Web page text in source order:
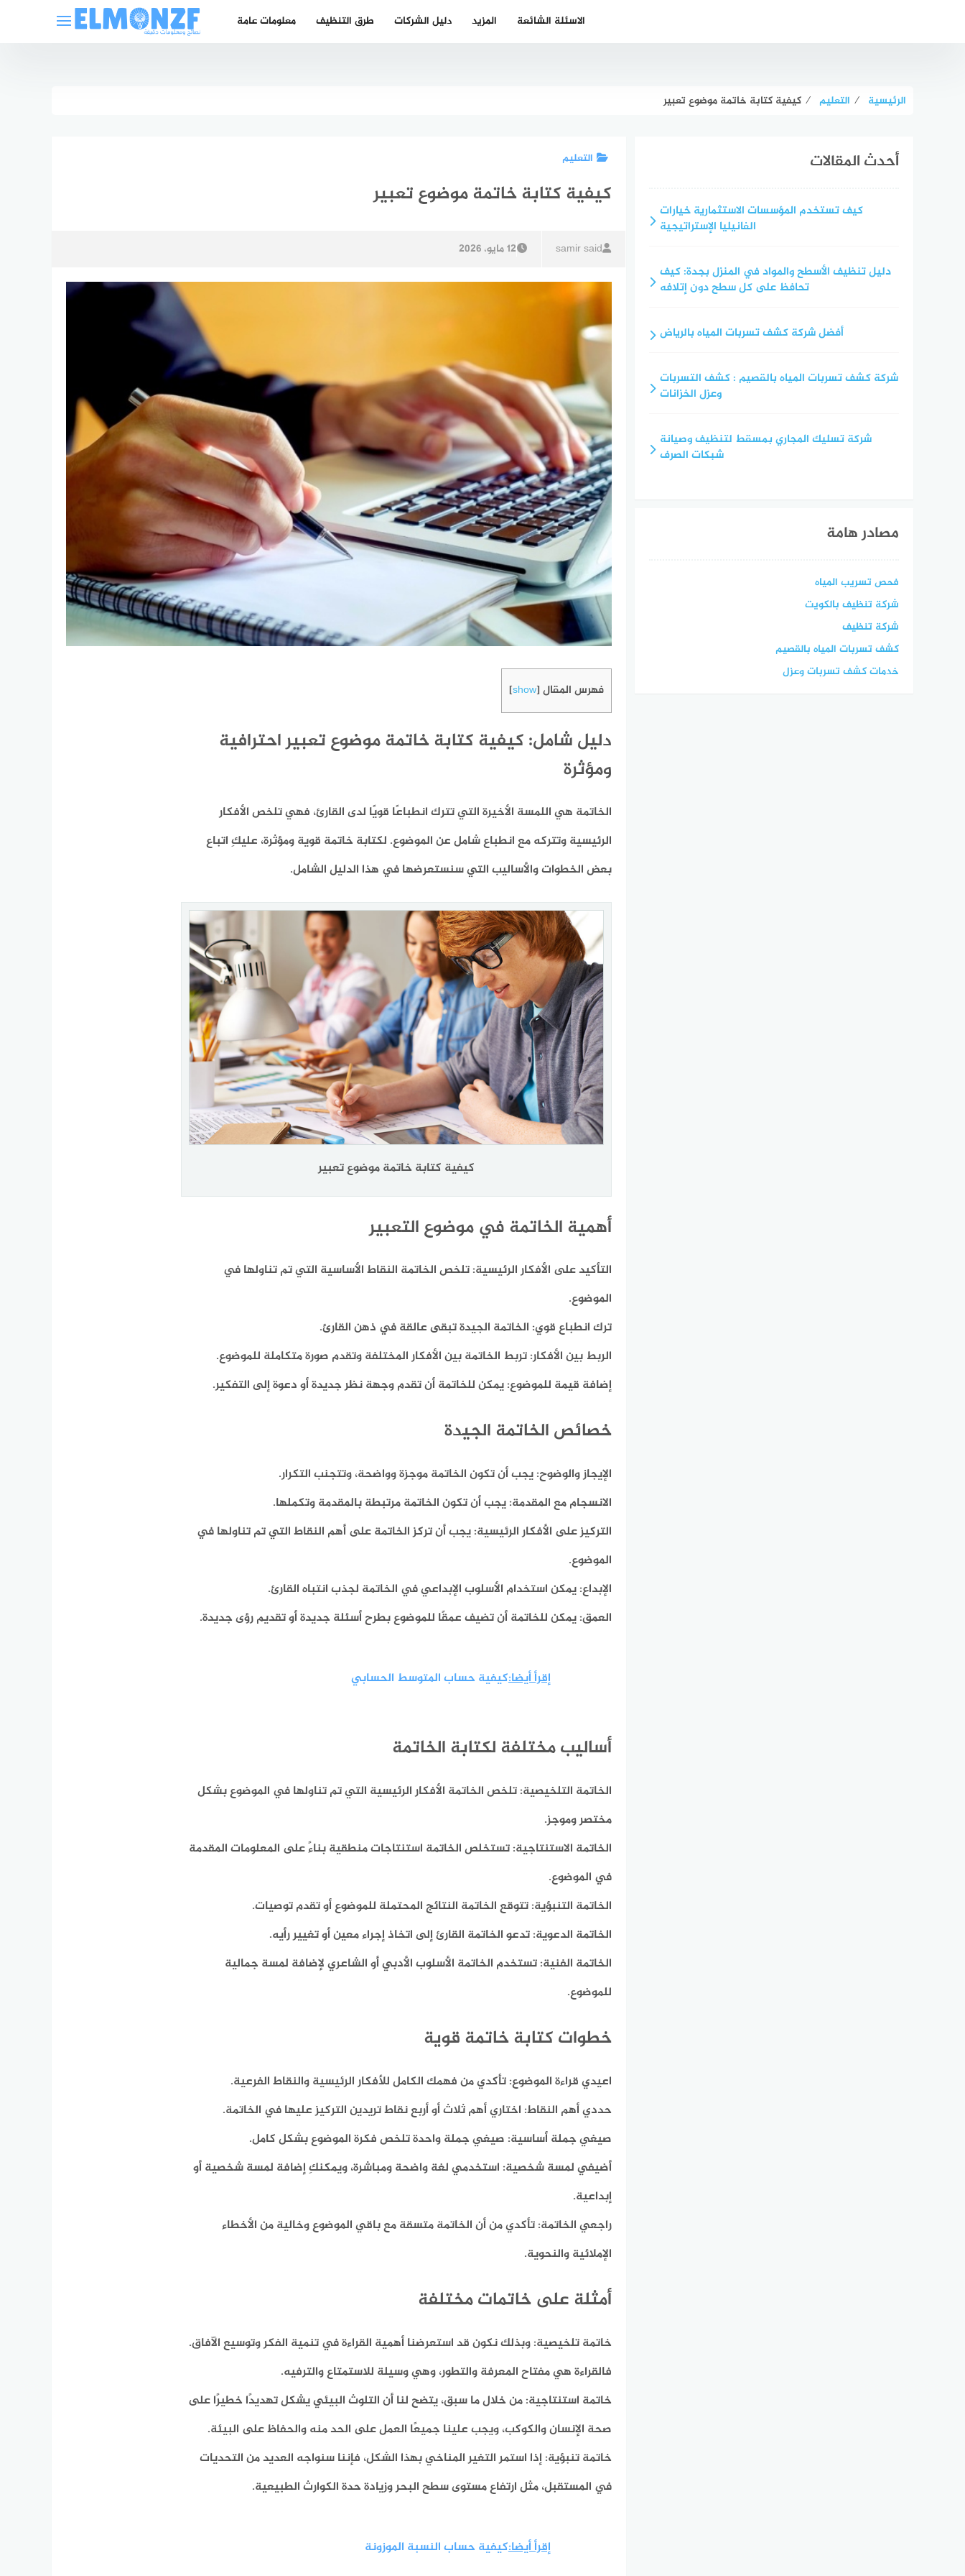
معلومات عامة طرق التنظيف دليل الشركات المزيد الاسئلة الشائعة
الرئيسية ⁄ التعليم ⁄ كيفية كتابة خاتمة موضوع تعبير
التعليم
كيفية كتابة خاتمة موضوع تعبير
samir said 12 مايو، 2026
فهرس المقال [
show
]
دليل شامل: كيفية كتابة خاتمة موضوع تعبير احترافية
ومؤثرة
الخاتمة هي اللمسة الأخيرة التي تترك انطباعًا قويًا لدى القارئ، فهي تلخص الأفكار
الرئيسية وتتركه مع انطباع شامل عن الموضوع. لكتابة خاتمة قوية ومؤثرة، عليكِ اتباع
بعض الخطوات والأساليب التي سنستعرضها في هذا الدليل الشامل.
كيفية كتابة خاتمة موضوع تعبير
أهمية الخاتمة في موضوع التعبير
التأكيد على الأفكار الرئيسية:تلخص الخاتمة النقاط الأساسية التي تم تناولها في
الموضوع.
ترك انطباع قوي: الخاتمة الجيدة تبقى عالقة في ذهن القارئ.
الربط بين الأفكار:تربط الخاتمة بين الأفكار المختلفة وتقدم صورة متكاملة للموضوع.
إضافة قيمة للموضوع:يمكن للخاتمة أن تقدم وجهة نظر جديدة أو دعوة إلى التفكير.
خصائص الخاتمة الجيدة
الإيجاز والوضوح:يجب أن تكون الخاتمة موجزة وواضحة، وتتجنب التكرار.
الانسجام مع المقدمة:يجب أن تكون الخاتمة مرتبطة بالمقدمة وتكملها.
التركيز على الأفكار الرئيسية:يجب أن تركز الخاتمة على أهم النقاط التي تم تناولها في
الموضوع.
الإبداع:يمكن استخدام الأسلوب الإبداعي في الخاتمة لجذب انتباه القارئ.
العمق:يمكن للخاتمة أن تضيف عمقًا للموضوع بطرح أسئلة جديدة أو تقديم رؤى جديدة.
إقرأ أيضا:كيفية حساب المتوسط الحسابي
أساليب مختلفة لكتابة الخاتمة
الخاتمة التلخيصية:تلخص الخاتمة الأفكار الرئيسية التي تم تناولها في الموضوع بشكل
مختصر وموجز.
الخاتمة الاستنتاجية:تستخلص الخاتمة استنتاجات منطقية بناءً على المعلومات المقدمة
في الموضوع.
الخاتمة التنبؤية:تتوقع الخاتمة النتائج المحتملة للموضوع أو تقدم توصيات.
الخاتمة الدعوية:تدعو الخاتمة القارئ إلى اتخاذ إجراء معين أو تغيير رأيه.
الخاتمة الفنية:تستخدم الخاتمة الأسلوب الأدبي أو الشاعري لإضافة لمسة جمالية
للموضوع.
خطوات كتابة خاتمة قوية
اعيدي قراءة الموضوع:تأكدي من فهمك الكامل للأفكار الرئيسية والنقاط الفرعية.
حددي أهم النقاط: اختاري أهم ثلاث أو أربع نقاط تريدين التركيز عليها في الخاتمة.
صيغي جملة أساسية: صيغي جملة واحدة تلخص فكرة الموضوع بشكل كامل.
أضيفي لمسة شخصية: استخدمي لغة واضحة ومباشرة، ويمكنكِ إضافة لمسة شخصية أو
إبداعية.
راجعي الخاتمة:تأكدي من أن الخاتمة متسقة مع باقي الموضوع وخالية من الأخطاء
الإملائية والنحوية.
أمثلة على خاتمات مختلفة
خاتمة تلخيصية:وبذلك نكون قد استعرضنا أهمية القراءة في تنمية الفكر وتوسيع الآفاق.
فالقراءة هي مفتاح المعرفة والتطور، وهي وسيلة للاستمتاع والترفيه.
خاتمة استنتاجية:من خلال ما سبق، يتضح لنا أن التلوث البيئي يشكل تهديدًا خطيرًا على
صحة الإنسان والكوكب، ويجب علينا جميعًا العمل على الحد منه والحفاظ على البيئة.
خاتمة تنبؤية:إذا استمر التغير المناخي بهذا الشكل، فإننا سنواجه العديد من التحديات
في المستقبل، مثل ارتفاع مستوى سطح البحر وزيادة حدة الكوارث الطبيعية.
إقرأ أيضا:كيفية حساب النسبة الموزونة
أحدث المقالات
كيف تستخدم المؤسسات الاستثمارية خيارات
الفانيليا الإستراتيجية
دليل تنظيف الأسطح والمواد في المنزل بجدة: كيف
تحافظ على كل سطح دون إتلافه
أفضل شركة كشف تسربات المياه بالرياض
شركة كشف تسربات المياه بالقصيم : كشف التسربات
وعزل الخزانات
شركة تسليك المجاري بمسقط لتنظيف وصيانة
شبكات الصرف
مصادر هامة
فحص تسريب المياه
شركة تنظيف بالكويت
شركة تنظيف
كشف تسربات المياه بالقصيم
خدمات كشف تسربات وعزل